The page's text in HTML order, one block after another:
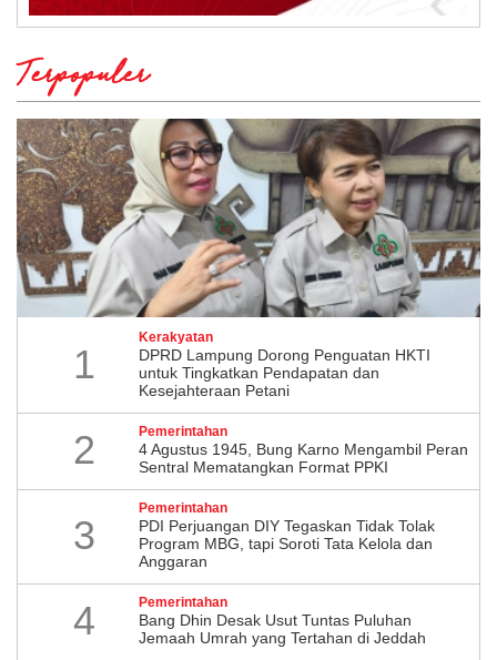
Terpopuler
1
Kerakyatan
DPRD Lampung Dorong Penguatan HKTI
untuk Tingkatkan Pendapatan dan
Kesejahteraan Petani
2 Pemerintahan
4 Agustus 1945, Bung Karno Mengambil Peran
Sentral Mematangkan Format PPKI
3
Pemerintahan
PDI Perjuangan DIY Tegaskan Tidak Tolak
Program MBG, tapi Soroti Tata Kelola dan
Anggaran
4 Pemerintahan
Bang Dhin Desak Usut Tuntas Puluhan
Jemaah Umrah yang Tertahan di Jeddah